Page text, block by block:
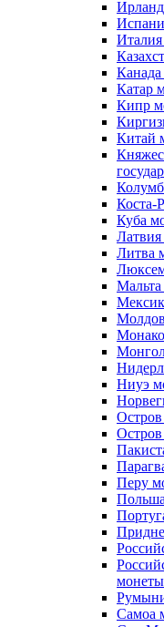
Катар
Кипр
Китай
Коста-
Куба
Литва
Ниуэ
Перу
монеты
Самоа